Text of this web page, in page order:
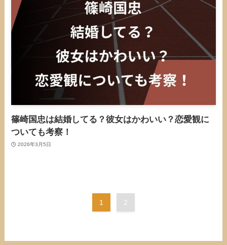
篠崎国忠は結婚してる？彼女はかわいい？恋愛観に
ついても考察！
2026年3月5日
1 2